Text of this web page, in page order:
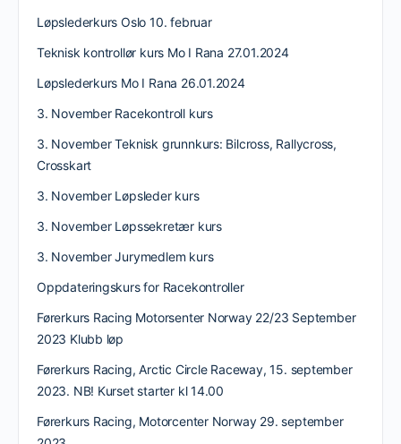
Løpslederkurs Oslo 10. februar
Teknisk kontrollør kurs Mo I Rana 27.01.2024
Løpslederkurs Mo I Rana 26.01.2024
3. November Racekontroll kurs
3. November Teknisk grunnkurs: Bilcross, Rallycross,
Crosskart
3. November Løpsleder kurs
3. November Løpssekretær kurs
3. November Jurymedlem kurs
Oppdateringskurs for Racekontroller
Førerkurs Racing Motorsenter Norway 22/23 September
2023 Klubb løp
Førerkurs Racing, Arctic Circle Raceway, 15. september
2023. NB! Kurset starter kl 14.00
Førerkurs Racing, Motorcenter Norway 29. september